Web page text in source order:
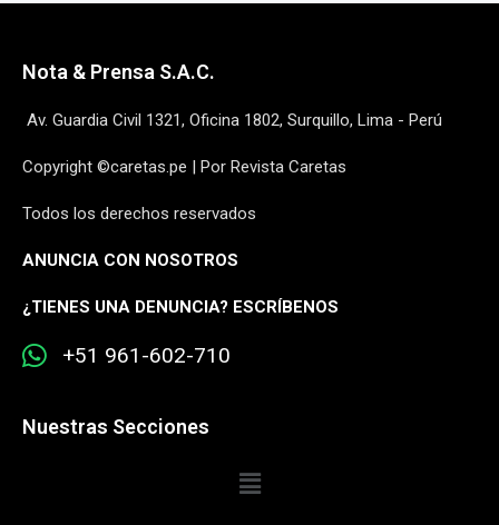
Nota & Prensa S.A.C.
Av. Guardia Civil 1321, Oficina 1802, Surquillo, Lima - Perú
Copyright ©caretas.pe | Por Revista Caretas
Todos los derechos reservados
ANUNCIA CON NOSOTROS
¿TIENES UNA DENUNCIA? ESCRÍBENOS
+51 961-602-710
Nuestras Secciones